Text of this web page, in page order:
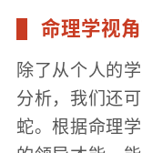
命理学视
除了从个人的
分析，我们还
蛇。根据命理